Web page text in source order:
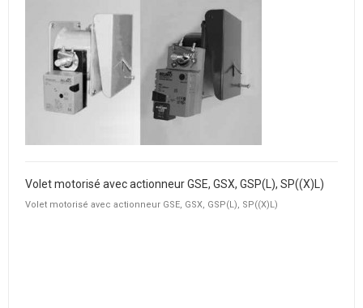
Volet motorisé avec actionneur GSE, GSX, GSP(L), SP((X)L)
Volet motorisé avec actionneur GSE, GSX, GSP(L), SP((X)L)